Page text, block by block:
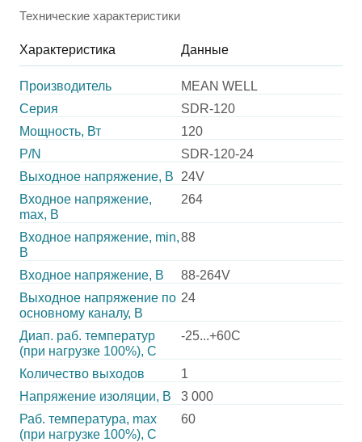
Технические характеристики
Характеристика Данные
Производитель
MEAN WELL
Серия
SDR-120
Мощность, Вт
120
P/N
SDR-120-24
Выходное напряжение, В
24V
Входное напряжение,
max, В
264
Входное напряжение, min,
В
88
Входное напряжение, В
88-264V
Выходное напряжение по
основному каналу, В
24
Диап. раб. температур
(при нагрузке 100%), C
-25...+60C
Количество выходов
1
Напряжение изоляции, В
3 000
Раб. температура, max
(при нагрузке 100%), C
60